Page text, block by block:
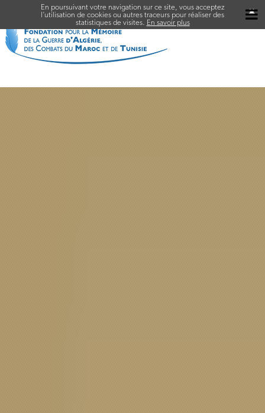
En poursuivant votre navigation sur ce site, vous acceptez
l’utilisation de cookies ou autres traceurs pour réaliser des
statistiques de visites. En savoir plus
✖